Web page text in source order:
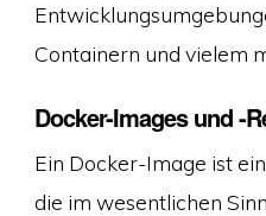
Containern und vielem
Docker-Images und -
Ein Docker-Image ist
die im wesentlichen